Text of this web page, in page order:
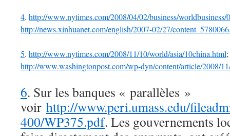
4. http://www.nytimes.com/2008/04/02/business/
http://news.xinhuanet.com/english/2007-02/27/
5. http://www.nytimes.com/2008/11/10/world/asia/10china.html;
http://www.washingtonpost.com/wp-dyn/content/article/2008/
6. Sur les banques « parallèles »
voir http://www.peri.umass.edu/
400/WP375.pdf. Les gouvernements